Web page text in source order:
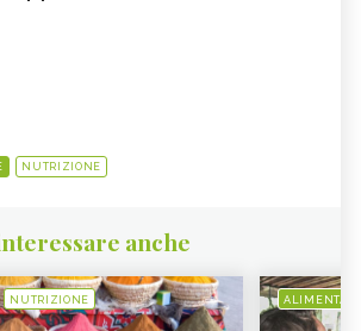
NUTRIZIONE
anche
NUTRIZIONE